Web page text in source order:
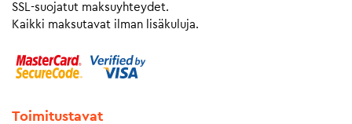
SSL-suojatut maksuyhteydet.
Kaikki maksutavat ilman lisäkuluja.
Toimitustavat